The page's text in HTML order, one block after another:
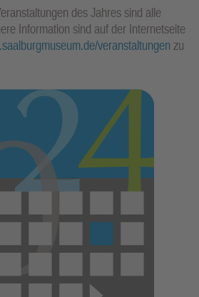
des Jahres sind alle
Information sind auf der Internetseite
veranstaltungen zu